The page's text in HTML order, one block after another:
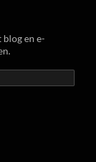
en e-